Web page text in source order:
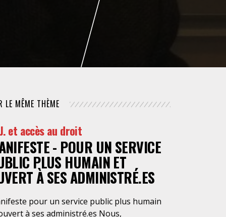
POLICE / MAINTIEN DE L'ORDRE
PROCÉDURE CIVILE
LE MÊME THÈME
et accès au droit
- POUR UN SERVICE
PLUS HUMAIN ET
À SES ADMINISTRÉ.ES
pour un service public plus humain
à ses administré.es Nous,